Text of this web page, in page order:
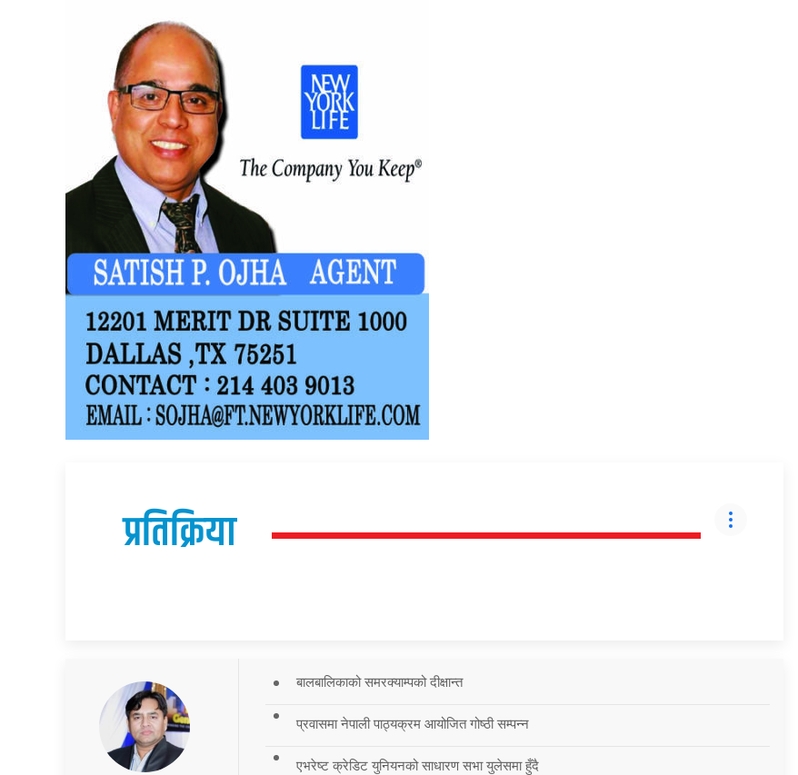
प्रतिक्रिया
बालबालिकाको समरक्याम्पको दीक्षान्त
प्रवासमा नेपाली पाठ्यक्रम आयोजित गोष्ठी सम्पन्न
एभरेष्ट क्रेडिट युनियनको साधारण सभा युलेसमा हुँदै